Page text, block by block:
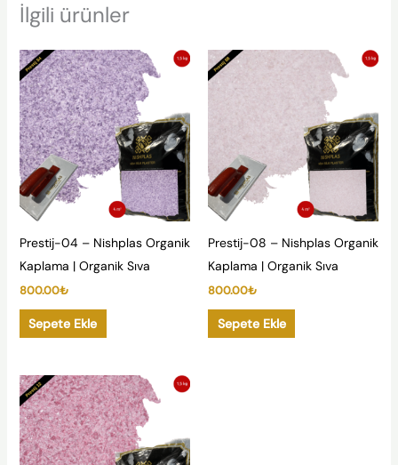
İlgili ürünler
Prestij-04 – Nishplas Organik
Kaplama | Organik Sıva
800.00₺
Sepete Ekle
Prestij-08 – Nishplas Organik
Kaplama | Organik Sıva
800.00₺
Sepete Ekle